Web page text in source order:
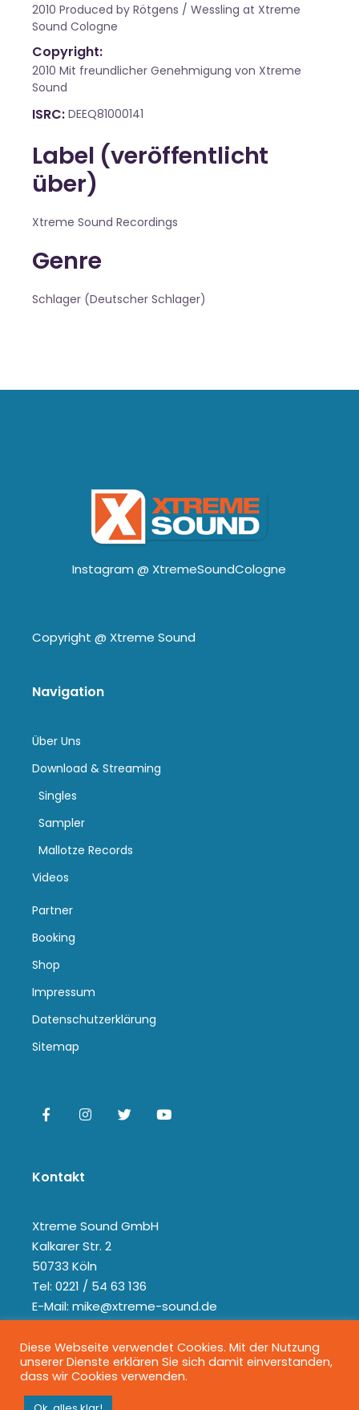
2010 Produced by Rötgens / Wessling at Xtreme
Sound Cologne
Copyright:
2010 Mit freundlicher Genehmigung von Xtreme
Sound
ISRC DEEQ81000141
Label (veröffentlicht
über)
Xtreme Sound Recordings
Genre
Schlager (Deutscher Schlager)
Instagram @ XtremeSoundCologne
Copyright @ Xtreme Sound
Navigation
Über Uns
Download & Streaming
Singles
Sampler
Mallotze Records
Videos
Partner
Booking
Shop
Impressum
Datenschutzerklärung
Sitemap
Kontakt
Xtreme Sound GmbH
Kalkarer Str. 2
50733 Köln
Tel: 0221 / 54 63 136
E-Mail: mike@xtreme-sound.de
Diese Webseite verwendet Cookies. Mit der Nutzung
unserer Dienste erklären Sie sich damit einverstanden,
dass wir Cookies verwenden.